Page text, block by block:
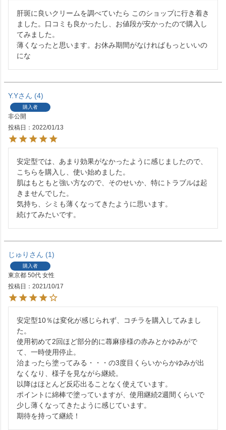
肝斑に良いクリームを調べていたら このショップに行き着き
ました。口コミも良かったし、お値段が安かったので購入し
てみました。
薄くなったと思います。お休み期間がなければもっといいの
にな
Y.Y 4
購入者
非公開
投稿日
2022/01/13
安定型では、あまり効果がなかったように感じましたので、
こちらを購入し、使い始めました。
肌はもともと強い方なので、そのせいか、特にトラブルは起
きませんでした。
気持ち、シミも薄くなってきたように思います。
続けてみたいです。
じゅり 1
購入者
東京都 50代 女性
投稿日
2021/10/17
安定型10％は変化が感じられず、コチラを購入してみまし
た。
使用初めて2回ほど部分的に蕁麻疹様の赤みとかゆみがで
て、一時使用停止。
治まったら塗ってみる・・・の3度目くらいからかゆみが出
なくなり、様子を見ながら継続。
以降はほとんど反応出ることなく使えています。
ポイントに綿棒で塗っていますが、使用継続2週間くらいで
少し薄くなってきたように感じています。